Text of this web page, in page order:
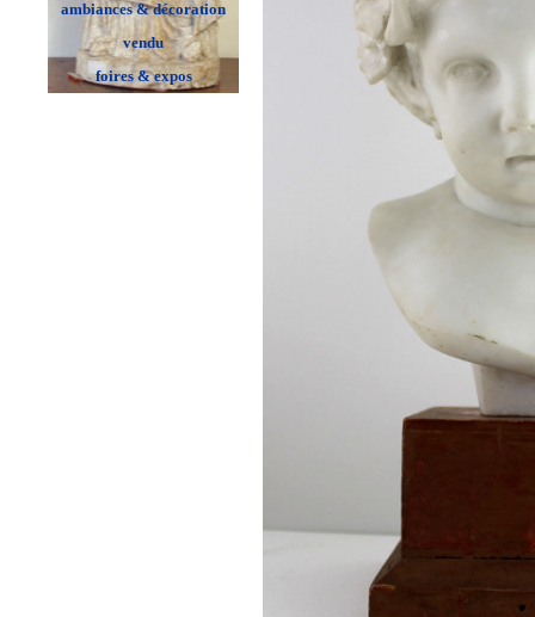
ambiances & décoration
vendu
foires & expos